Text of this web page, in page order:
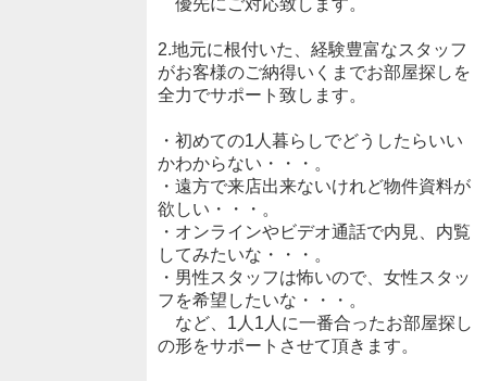
2.地元に根付いた、経験豊富なスタッフ
がお客様のご納得いくまでお部屋探しを
全力でサポート致します。
・初めての1人暮らしでどうしたらいい
かわからない・・・。
・遠方で来店出来ないけれど物件資料が
欲しい・・・。
・オンラインやビデオ通話で内見、内覧
してみたいな・・・。
・男性スタッフは怖いので、女性スタッ
フを希望したいな・・・。
など、1人1人に一番合ったお部屋探し
の形をサポートさせて頂きます。